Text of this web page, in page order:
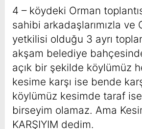
4 – köydeki Orman
sahibi arkadaşlarımızla ve
yetkilisi olduğu 3 ayrı
akşam belediye
açık bir şekilde köylümüz
kesime karşı ise bende
köylümüz kesimde taraf
birseyim olamaz. Ama
KARŞIYIM dedim.